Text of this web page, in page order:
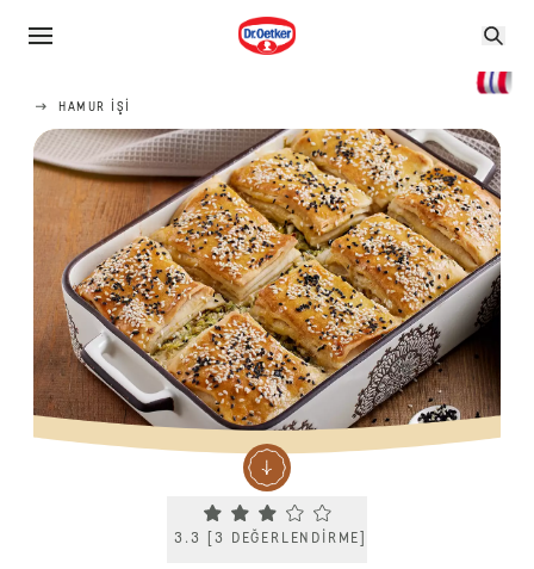
HAMUR IŞI
Current rating 3.3. Click to rate.
3.3 [3 DEĞERLENDIRME